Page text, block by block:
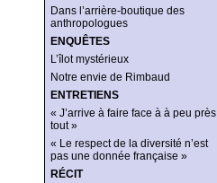
Dans l’arrière-boutique des
anthropologues
ENQUÊTES
L’îlot mystérieux
Notre envie de Rimbaud
ENTRETIENS
« J’arrive à faire face à à peu près
tout »
« Le respect de la diversité n’est
pas une donnée française »
RÉCIT